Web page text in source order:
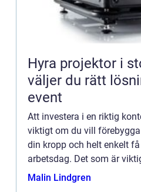
Hyra projektor i
väljer du rätt
event
Att investera i en riktig
viktigt om du vill
din kropp och helt enkelt
arbetsdag. Det som är
man ska v&au...
Malin Lindgren